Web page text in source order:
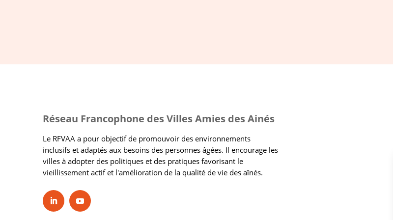
Réseau Francophone des Villes Amies des Ainés
Le RFVAA a pour objectif de promouvoir des environnements
inclusifs et adaptés aux besoins des personnes âgées. Il encourage les
villes à adopter des politiques et des pratiques favorisant le
vieillissement actif et l'amélioration de la qualité de vie des aînés.